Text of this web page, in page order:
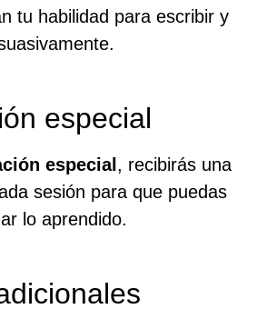
tu habilidad para escribir y
especial
especial , recibirás una
sesión para que puedas
lo aprendido.